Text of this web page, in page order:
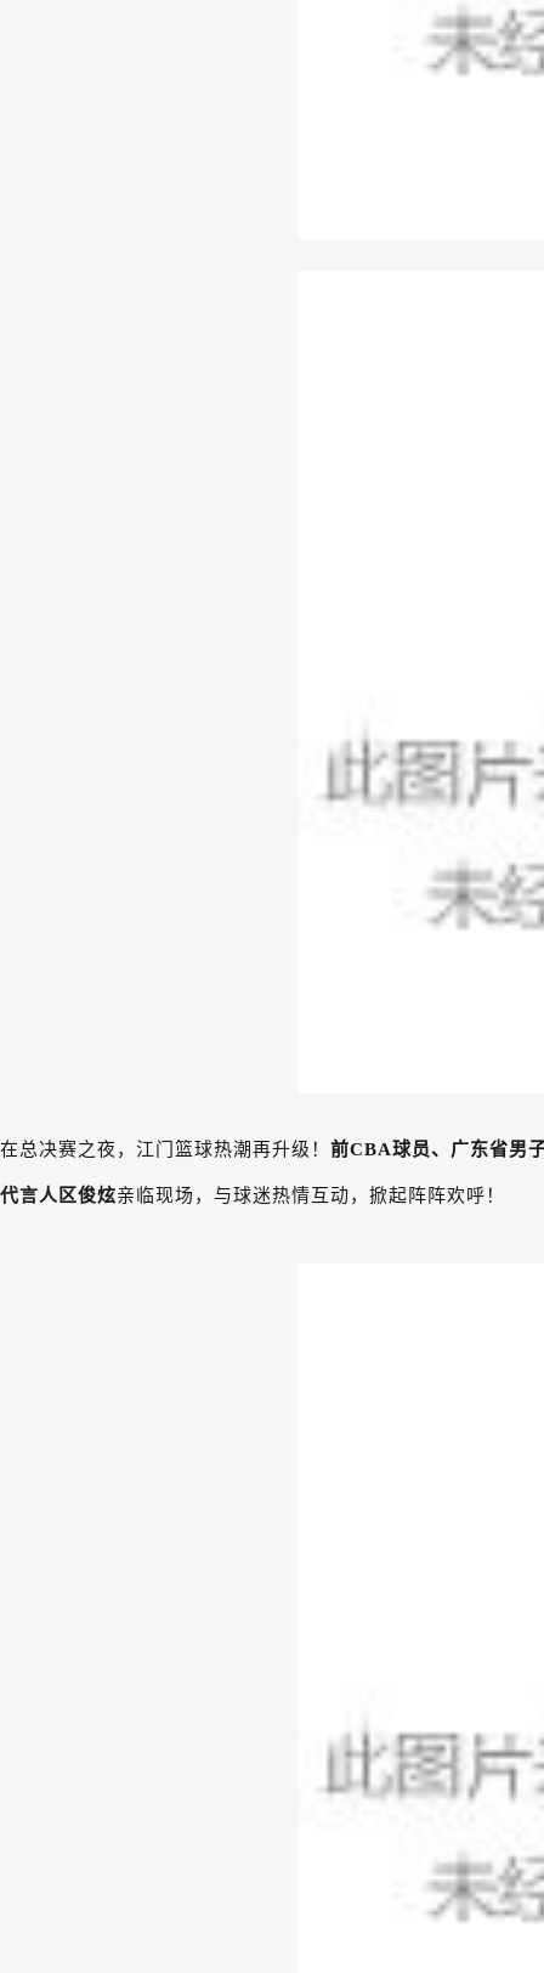
在总决赛之夜，江门篮球热潮再升级！前CBA球员、广东省男
代言人 区俊炫亲临现场，与球迷热情互动，掀起阵阵欢呼！